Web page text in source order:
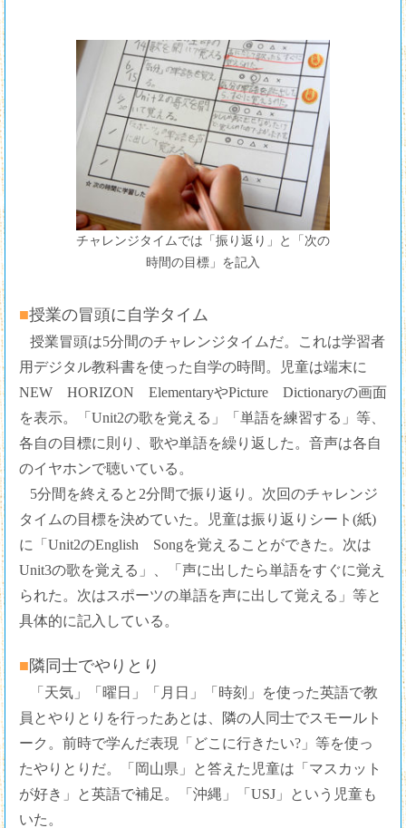
チャレンジタイムでは「振り返り」と「次の
時間の目標」を記入
■授業の冒頭に自学タイム
授業冒頭は5分間のチャレンジタイムだ。これは学習者
用デジタル教科書を使った自学の時間。児童は端末に
NEW HORIZON ElementaryやPicture Dictionaryの画面
を表示。「Unit2の歌を覚える」「単語を練習する」等、
各自の目標に則り、歌や単語を繰り返した。音声は各自
のイヤホンで聴いている。
5分間を終えると2分間で振り返り。次回のチャレンジ
タイムの目標を決めていた。児童は振り返りシート(紙)
に「Unit2のEnglish Songを覚えることができた。次は
Unit3の歌を覚える」、「声に出したら単語をすぐに覚え
られた。次はスポーツの単語を声に出して覚える」等と
具体的に記入している。
■隣同士でやりとり
「天気」「曜日」「月日」「時刻」を使った英語で教
員とやりとりを行ったあとは、隣の人同士でスモールト
ーク。前時で学んだ表現「どこに行きたい?」等を使っ
たやりとりだ。「岡山県」と答えた児童は「マスカット
が好き」と英語で補足。「沖縄」「USJ」という児童も
いた。